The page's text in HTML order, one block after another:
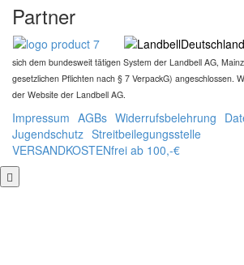
Partner
sich dem bundesweit tätigen System der Landbell AG,
gesetzlichen Pflichten nach § 7 VerpackG) angeschlossen.
der Website der Landbell AG.
Impressum AGBs Widerrufsbelehrung
Jugendschutz Streitbeilegungsstelle
VERSANDKOSTENfrei ab 100,-€
nach
oben